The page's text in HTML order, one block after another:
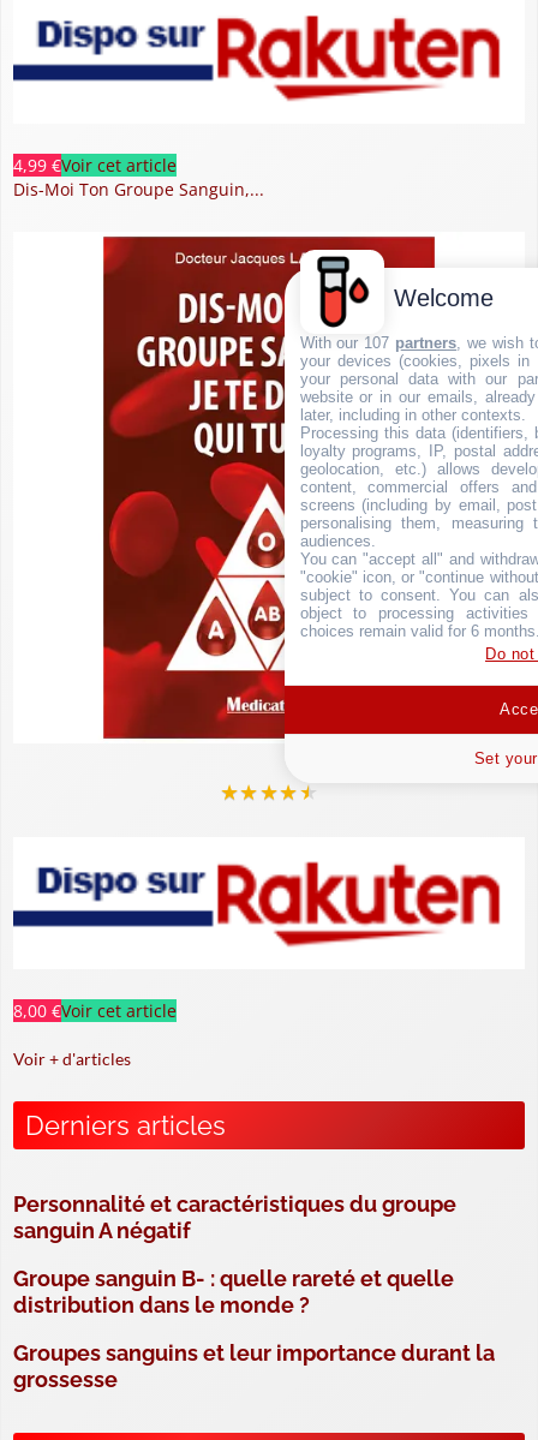
4,99 €Voir cet article
Dis-Moi Ton Groupe Sanguin,...
★★★★★
8,00 €Voir cet article
Voir + d'articles
Derniers articles
Personnalité et caractéristiques du groupe
sanguin A négatif
Groupe sanguin B- : quelle rareté et quelle
distribution dans le monde ?
Groupes sanguins et leur importance durant la
grossesse
Welcome
With our 107 partners , we wish
your devices (cookies, pixels
your personal data with our
website or in our emails,
later, including in other contexts.
Processing this data (identifiers,
loyalty programs, IP, postal
geolocation, etc.) allows
content, commercial offers
screens (including by email,
personalising them, measuring
audiences.
You can "accept all" and
"cookie" icon, or "continue
subject to consent. You can
object to processing
choices remain valid for 6
Do
Set